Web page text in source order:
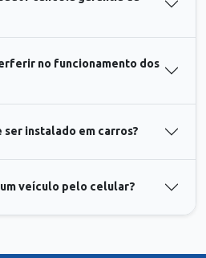
no funcionamento dos
ser instalado em carros?
veículo pelo celular?